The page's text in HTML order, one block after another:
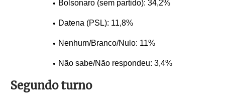
Bolsonaro (sem partido): 34,2%
Datena (PSL): 11,8%
Nenhum/Branco/Nulo: 11%
Não sabe/Não respondeu: 3,4%
Segundo turno